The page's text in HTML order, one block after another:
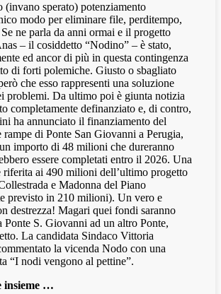
(invano sperato) potenziamento
modo per eliminare file, perditempo,
Se ne parla da anni ormai e il progetto
– il cosiddetto “Nodino” – è stato,
ed ancor di più in questa contingenza
di forti polemiche. Giusto o sbagliato
che esso rappresenti una soluzione
problemi. Da ultimo poi è giunta notizia
completamente definanziato e, di contro,
ha annunciato il finanziamento del
di Ponte San Giovanni a Perugia,
importo di 48 milioni che dureranno
essere completati entro il 2026. Una
riferita ai 490 milioni dell’ultimo progetto
e Madonna del Piano
previsto in 210 milioni). Un vero e
destrezza! Magari quei fondi saranno
Ponte S. Giovanni ad un altro Ponte,
La candidata Sindaco Vittoria
la vicenda Nodo con una
“I nodi vengono al pettine”.
insieme …